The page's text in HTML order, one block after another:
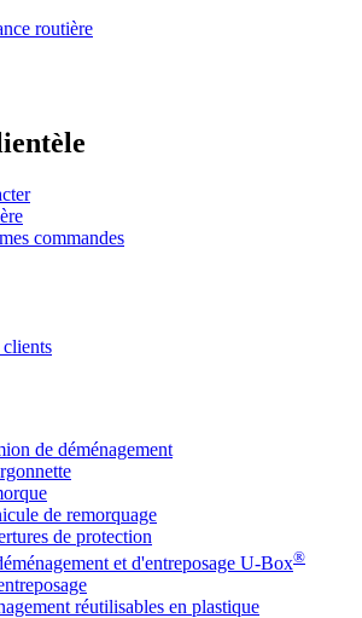
routière
commandes
de déménagement
de remorquage
de protection
et d'entreposage U-Box®
réutilisables en plastique